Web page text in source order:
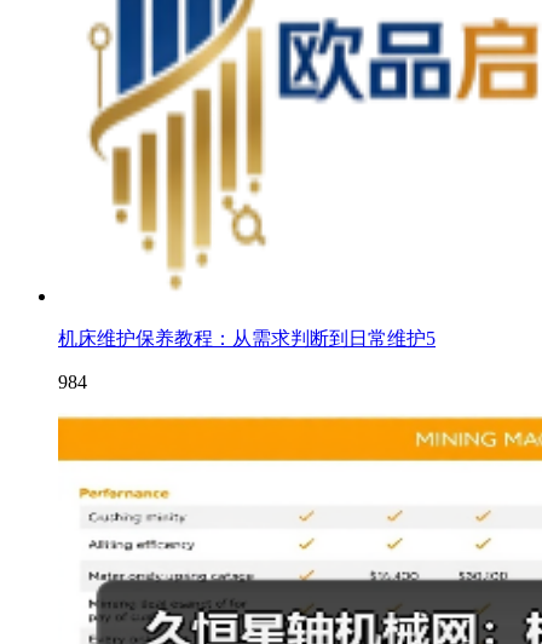
机床维护保养教程：从需求判断到日常维护5
984